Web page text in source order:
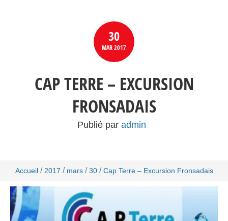
30
MAR2017
CAP TERRE – EXCURSION
FRONSADAIS
Publié par admin
Accueil / 2017 / mars / 30 / Cap Terre – Excursion Fronsadais